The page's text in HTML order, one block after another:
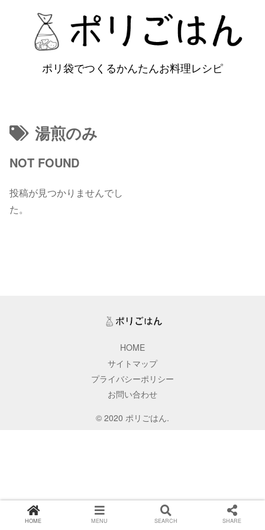
ポリ袋でつくるかんたんお料理レシピ
湯煎のみ
NOT FOUND
投稿が見つかりませんでし
た。
HOME
サイトマップ
プライバシーポリシー
お問い合わせ
© 2020 ポリごはん.
HOME MENU SEARCH SHARE